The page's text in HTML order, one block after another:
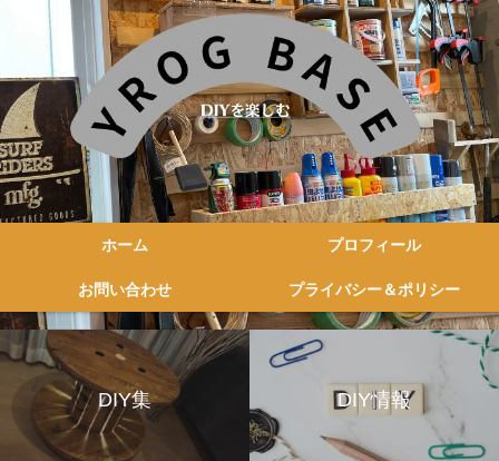
ホーム プロフィール
お問い合わせ プライバシー＆ポリシー
DIY集 DIY情報